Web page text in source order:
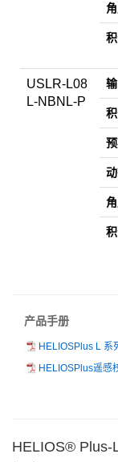
USLR-L08
L-NBNL-P
产品手册
HELIOSPlus L 系
HELIOSPlus遥感
HELIOS® Plus-